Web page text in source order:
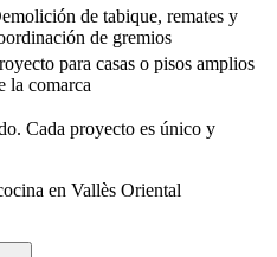
de tabique, remates y
de gremios
para casas o pisos amplios
la comarca
Cada proyecto es único y
en Vallès Oriental